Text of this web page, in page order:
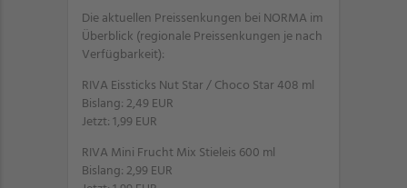
Die aktuellen Preissenkungen bei NORMA im
Überblick (regionale Preissenkungen je nach
Verfügbarkeit):
RIVA Eissticks Nut Star / Choco Star 408 ml
Bislang: 2,49 EUR
Jetzt: 1,99 EUR
RIVA Mini Frucht Mix Stieleis 600 ml
Bislang: 2,99 EUR